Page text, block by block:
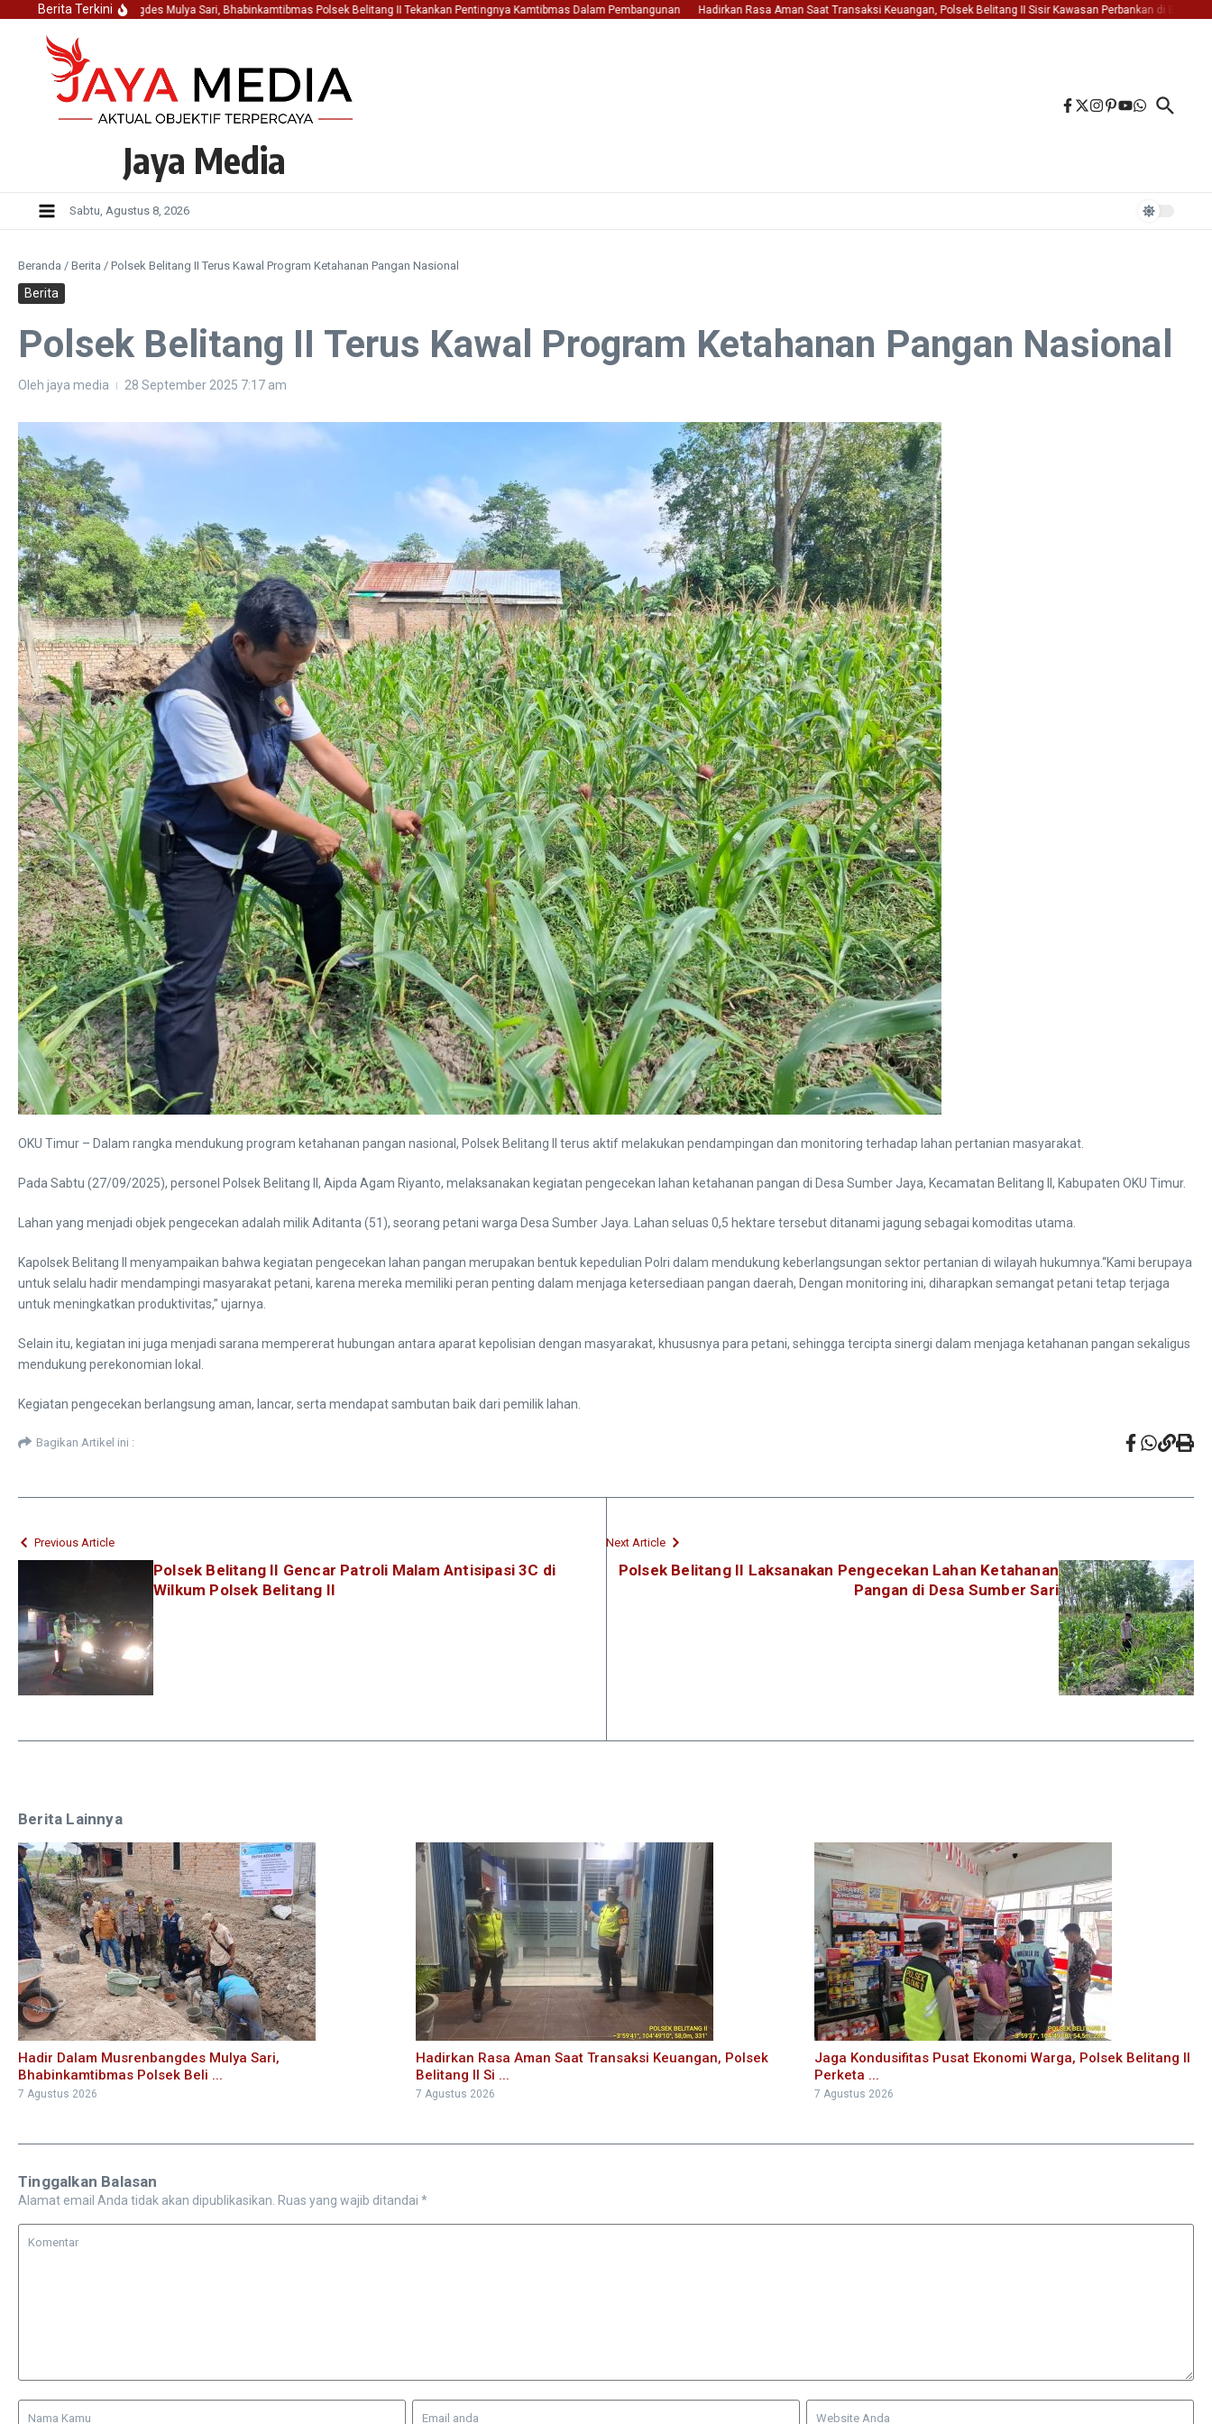
Lewati ke konten
Berita Terkini
Dalam Musrenbangdes Mulya Sari, Bhabinkamtibmas Polsek Belitang II Tekankan Pentingnya Kamtibmas Dalam Pembangunan Hadirkan Rasa Aman Saat Transaksi Keuangan, Polsek Belitang II Sisir Kawasan Perbankan di Belitang II
Jaya Media
Sabtu, Agustus 8, 2026
Beranda / Berita / Polsek Belitang II Terus Kawal Program Ketahanan Pangan Nasional
Berita
Polsek Belitang II Terus Kawal Program Ketahanan Pangan Nasional
Oleh jaya media 28 September 2025 7:17 am
OKU Timur – Dalam rangka mendukung program ketahanan pangan nasional, Polsek Belitang II terus aktif melakukan pendampingan dan monitoring terhadap lahan pertanian masyarakat.
Pada Sabtu (27/09/2025), personel Polsek Belitang II, Aipda Agam Riyanto, melaksanakan kegiatan pengecekan lahan ketahanan pangan di Desa Sumber Jaya, Kecamatan Belitang II, Kabupaten OKU Timur.
Lahan yang menjadi objek pengecekan adalah milik Aditanta (51), seorang petani warga Desa Sumber Jaya. Lahan seluas 0,5 hektare tersebut ditanami jagung sebagai komoditas utama.
Kapolsek Belitang II menyampaikan bahwa kegiatan pengecekan lahan pangan merupakan bentuk kepedulian Polri dalam mendukung keberlangsungan sektor pertanian di wilayah hukumnya.“Kami berupaya
untuk selalu hadir mendampingi masyarakat petani, karena mereka memiliki peran penting dalam menjaga ketersediaan pangan daerah, Dengan monitoring ini, diharapkan semangat petani tetap terjaga
untuk meningkatkan produktivitas,” ujarnya.
Selain itu, kegiatan ini juga menjadi sarana mempererat hubungan antara aparat kepolisian dengan masyarakat, khususnya para petani, sehingga tercipta sinergi dalam menjaga ketahanan pangan sekaligus
mendukung perekonomian lokal.
Kegiatan pengecekan berlangsung aman, lancar, serta mendapat sambutan baik dari pemilik lahan.
Bagikan Artikel ini :
Previous Article
Polsek Belitang II Gencar Patroli Malam Antisipasi 3C di
Wilkum Polsek Belitang II
Next Article
Polsek Belitang II Laksanakan Pengecekan Lahan Ketahanan
Pangan di Desa Sumber Sari
Berita Lainnya
Hadir Dalam Musrenbangdes Mulya Sari,
Bhabinkamtibmas Polsek Beli ...
7 Agustus 2026
Hadirkan Rasa Aman Saat Transaksi Keuangan, Polsek
Belitang II Si ...
7 Agustus 2026
Jaga Kondusifitas Pusat Ekonomi Warga, Polsek Belitang II
Perketa ...
7 Agustus 2026
Tinggalkan Balasan
Alamat email Anda tidak akan dipublikasikan. Ruas yang wajib ditandai *